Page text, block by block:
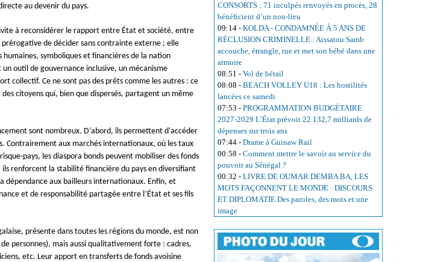
au devenir du pays.
à reconsidérer le rapport entre État et société, entre
de décider sans contrainte externe ; elle
symboliques et financières de la nation
outil de gouvernance inclusive, un mécanisme
collectif. Ce ne sont pas des prêts comme les autres : ce
citoyens qui, bien que dispersés, partagent un même
sont nombreux. D'abord, ils permettent d'accéder
Contrairement aux marchés internationaux, où les taux
pays, les diaspora bonds peuvent mobiliser des fonds
ils renforcent la stabilité financière du pays en diversifiant
dépendance aux bailleurs internationaux. Enfin, et
et de responsabilité partagée entre l’État et ses fils
présente dans toutes les régions du monde, est non
personnes), mais aussi qualitativement forte : cadres,
etc. Leur apport en transferts de fonds avoisine
CONSORTS : 71 inculpés renvoyés en procès, 28
bénéficient d’un non-lieu
09:14 - KOLDA - CONDAMNÉE À 5 ANS DE
RÉCLUSION CRIMINELLE : Aissatou Samb
accouche, étrangle, tue et met son bébé dans une
armoire
08:51 - Vol de bétail
08:08 - BEACH VOLLEY U18 : Les hostilités
lancées ce samedi
07:53 - PROGRAMMATION BUDGÉTAIRE
2027-2029 L’État prévoit 22 132,7 milliards de
dépenses sur trois ans
07:44 - Drame à Guinaw Rail
00:58 - Comment mettre le savoir au service du
pouvoir au Sénégal ?
00:32 - LIVRE DE OUMAR DEMBA BA, LES
MOTS FAÇONNENT LE MONDE : DISCOURS
ET DIPLOMATIE Des paroles, des mots et une
image